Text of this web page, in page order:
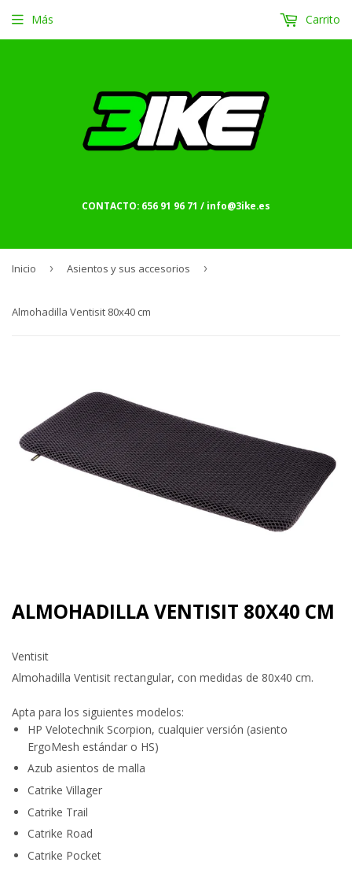
CONTACTO: 656 91 96 71 / info@3ike.es
Más Carrito
Inicio › Asientos y sus accesorios ›
Almohadilla Ventisit 80x40 cm
ALMOHADILLA VENTISIT 80X40 CM
Ventisit
Almohadilla Ventisit rectangular, con medidas de 80x40 cm.
Apta para los siguientes modelos:
HP Velotechnik Scorpion, cualquier versión (asiento
ErgoMesh estándar o HS)
Azub asientos de malla
Catrike Villager
Catrike Trail
Catrike Road
Catrike Pocket